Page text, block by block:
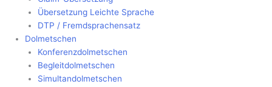
Übersetzung Leichte Sprache
DTP / Fremdsprachensatz
Dolmetschen
Konferenzdolmetschen
Begleitdolmetschen
Simultandolmetschen